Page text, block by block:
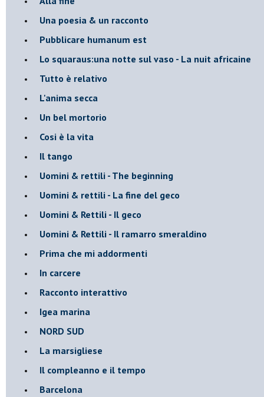
Una poesia & un racconto
Pubblicare humanum est
Lo squaraus:una notte sul vaso - La nuit africaine
Tutto è relativo
L'anima secca
Un bel mortorio
Cosi è la vita
Il tango
​Uomini & rettili - The beginning
​Uomini & rettili - La fine del geco
Uomini & Rettili - Il geco
Uomini & Rettili - Il ramarro smeraldino
Prima che mi addormenti
In carcere
Racconto interattivo
Igea marina
​NORD SUD
La marsigliese
Il compleanno e il tempo
Barcelona